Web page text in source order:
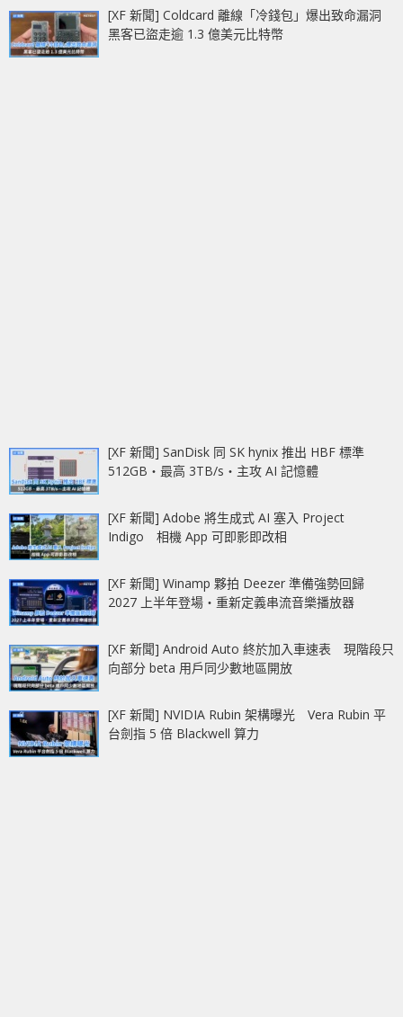
[XF 新聞] Coldcard 離線「冷錢包」爆出致命漏洞
黑客已盜走逾 1.3 億美元比特幣
[XF 新聞] SanDisk 同 SK hynix 推出 HBF 標準
512GB‧最高 3TB/s‧主攻 AI 記憶體
[XF 新聞] Adobe 將生成式 AI 塞入 Project
Indigo 相機 App 可即影即改相
[XF 新聞] Winamp 夥拍 Deezer 準備強勢回歸
2027 上半年登場‧重新定義串流音樂播放器
[XF 新聞] Android Auto 終於加入車速表 現階段只
向部分 beta 用戶同少數地區開放
[XF 新聞] NVIDIA Rubin 架構曝光 Vera Rubin 平
台劍指 5 倍 Blackwell 算力